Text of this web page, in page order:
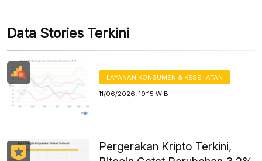
Data Stories Terkini
LAYANAN KONSUMEN & KESEHATAN
11/06/2026, 19:15 WIB
Pergerakan Kripto Terkini,